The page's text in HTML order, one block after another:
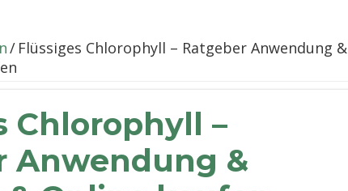
/ Flüssiges Chlorophyll – Ratgeber Anwendung &
Chlorophyll –
Anwendung &